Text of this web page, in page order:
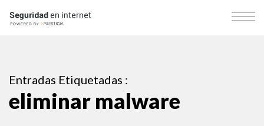
Entradas Etiquetadas :
eliminar malware